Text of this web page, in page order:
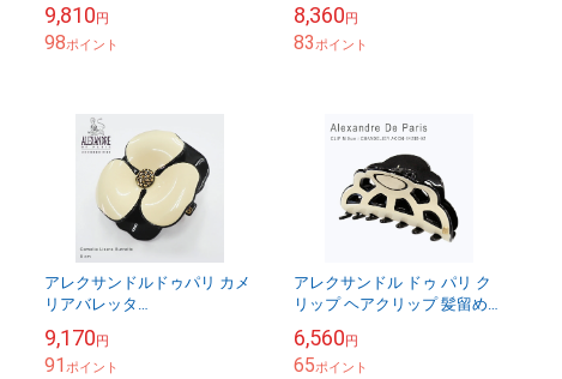
9,810円
98ポイント
ビレ インテリア おしゃれ リ
ードディフュー...
8,360円
83ポイント
アレクサンドルドゥパリ カメ
リアバレッタ
Camelia Lisere Burret...
9,170円
91ポイント
アレクサンドル ドゥ パリ ク
リップ ヘアクリップ 髪留め
ーフ Mサイズ アレクサンドル
ドゥパリ ...
6,560円
65ポイント